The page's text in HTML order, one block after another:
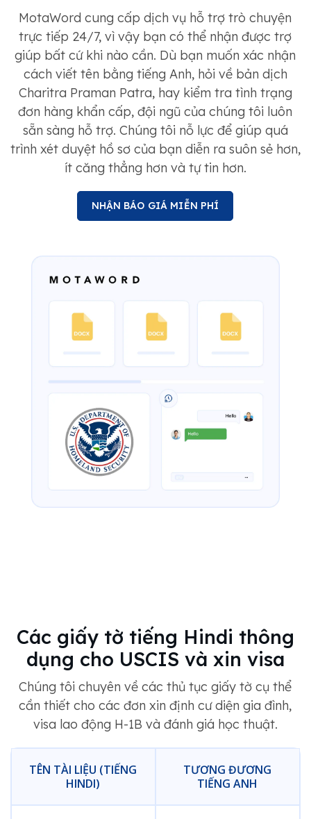
MotaWord cung cấp dịch vụ hỗ trợ trò chuyện
trực tiếp 24/7, vì vậy bạn có thể nhận được trợ
giúp bất cứ khi nào cần. Dù bạn muốn xác nhận
cách viết tên bằng tiếng Anh, hỏi về bản dịch
Charitra Praman Patra, hay kiểm tra tình trạng
đơn hàng khẩn cấp, đội ngũ của chúng tôi luôn
sẵn sàng hỗ trợ. Chúng tôi nỗ lực để giúp quá
trình xét duyệt hồ sơ của bạn diễn ra suôn sẻ hơn,
ít căng thẳng hơn và tự tin hơn.
NHẬN BÁO GIÁ MIỄN PHÍ
Các giấy tờ tiếng Hindi thông
dụng cho USCIS và xin visa
Chúng tôi chuyên về các thủ tục giấy tờ cụ thể
cần thiết cho các đơn xin định cư diện gia đình,
visa lao động H-1B và đánh giá học thuật.
TÊN TÀI LIỆU (TIẾNG
HINDI)
TƯƠNG ĐƯƠNG
TIẾNG ANH